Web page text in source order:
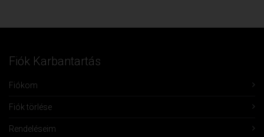
Fiók Karbantartás
Fiókom
Fiók törlése
Rendeléseim